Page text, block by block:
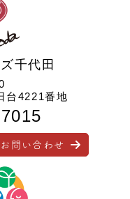
千代田
台4221番地
お問い合わせ